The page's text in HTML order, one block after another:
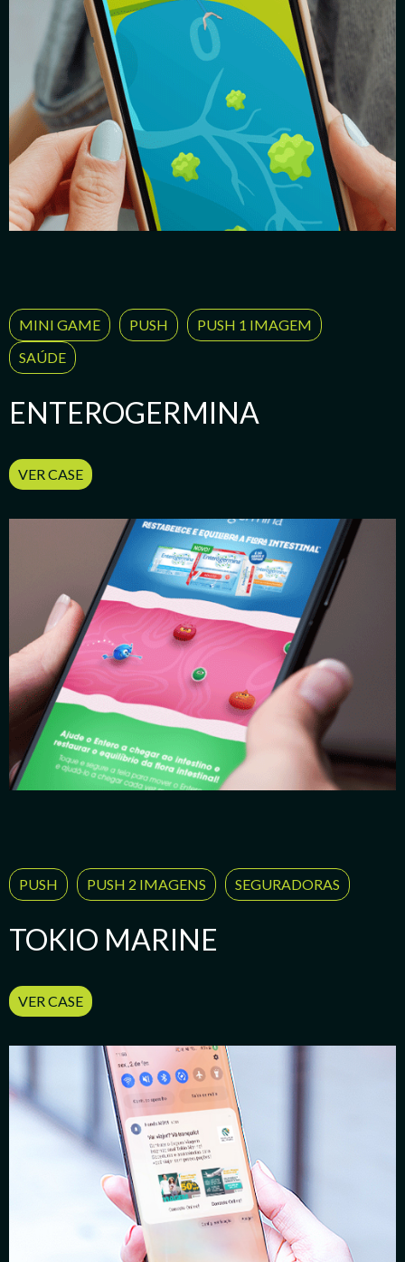
MINI GAME PUSH
PUSH 1 IMAGEM
SAÚDE
ENTEROGERMINA
VER CASE
PUSH PUSH 2 IMAGENS SEGURADORAS
TOKIO MARINE
VER CASE